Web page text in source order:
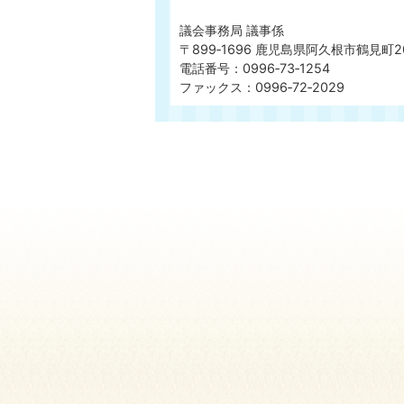
議会事務局 議事係
〒899‐1696 鹿児島県阿久根市鶴見町
電話番号：0996‐73‐1254
ファックス：0996‐72‐2029